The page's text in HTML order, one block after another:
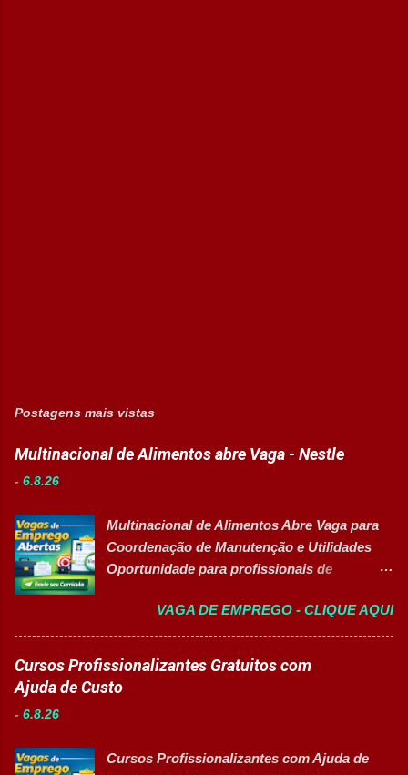
Postagens mais vistas
Multinacional de Alimentos abre Vaga - Nestle
- 6.8.26
Multinacional de Alimentos Abre Vaga para
Coordenação de Manutenção e Utilidades
Oportunidade para profissionais de
e excelência operacional 👉 CANDIDATAR-
SE AGORA Sobre a Posição Líder mundial
no segmento de alimentos e bebidas busca
profissional qualificado para coordenar as
equipamentos, a gestão otimizada de
VAGA DE EMPREGO - CLIQUE AQUI
Cursos Profissionalizantes Gratuitos com
Ajuda de Custo
- 6.8.26
Cursos Profissionalizantes com Ajuda de